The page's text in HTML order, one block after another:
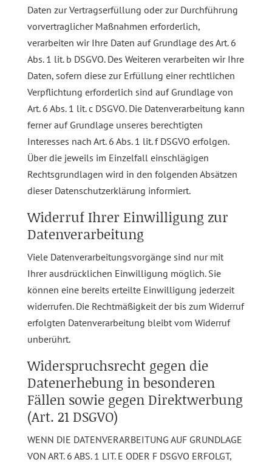
Daten zur Vertragserfüllung oder zur Durchführung
vorvertraglicher Maßnahmen erforderlich,
verarbeiten wir Ihre Daten auf Grundlage des Art. 6
Abs. 1 lit. b DSGVO. Des Weiteren verarbeiten wir Ihre
Daten, sofern diese zur Erfüllung einer rechtlichen
Verpflichtung erforderlich sind auf Grundlage von
Art. 6 Abs. 1 lit. c DSGVO. Die Datenverarbeitung kann
ferner auf Grundlage unseres berechtigten
Interesses nach Art. 6 Abs. 1 lit. f DSGVO erfolgen.
Über die jeweils im Einzelfall einschlägigen
Rechtsgrundlagen wird in den folgenden Absätzen
dieser Datenschutzerklärung informiert.
Widerruf Ihrer Einwilligung zur
Datenverarbeitung
Viele Datenverarbeitungsvorgänge sind nur mit
Ihrer ausdrücklichen Einwilligung möglich. Sie
können eine bereits erteilte Einwilligung jederzeit
widerrufen. Die Rechtmäßigkeit der bis zum Widerruf
erfolgten Datenverarbeitung bleibt vom Widerruf
unberührt.
Widerspruchsrecht gegen die
Datenerhebung in besonderen
Fällen sowie gegen Direktwerbung
(Art. 21 DSGVO)
WENN DIE DATENVERARBEITUNG AUF GRUNDLAGE
VON ART. 6 ABS. 1 LIT. E ODER F DSGVO ERFOLGT,